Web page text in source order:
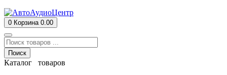
0 Корзина 0.00
Поиск
Каталог товаров